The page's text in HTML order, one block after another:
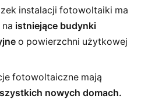
instalacji fotowoltaiki ma
istniejące budynki
o powierzchni użytkowej
fotowoltaiczne mają
nowych domach.